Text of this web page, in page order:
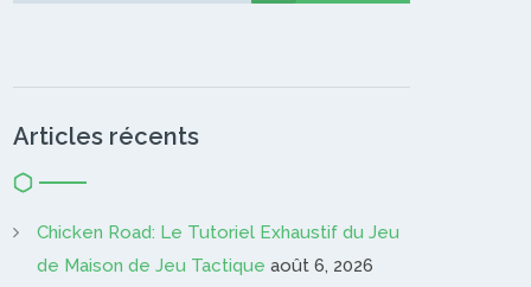
Articles récents
Chicken Road: Le Tutoriel Exhaustif du Jeu
de Maison de Jeu Tactique août 6, 2026